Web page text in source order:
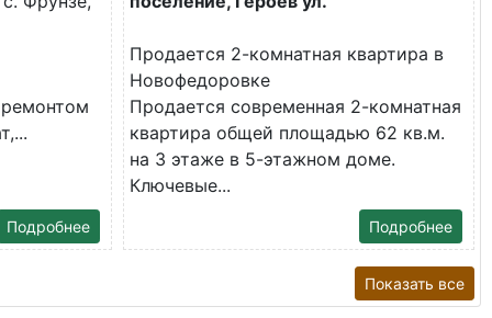
Подробнее
Продается 2-комнатная квартира в
Новофедоровке
Продается современная 2-комнатная
квартира общей площадью 62 кв.м.
на 3 этаже в 5-этажном доме.
Ключевые...
Подробнее
Показать все